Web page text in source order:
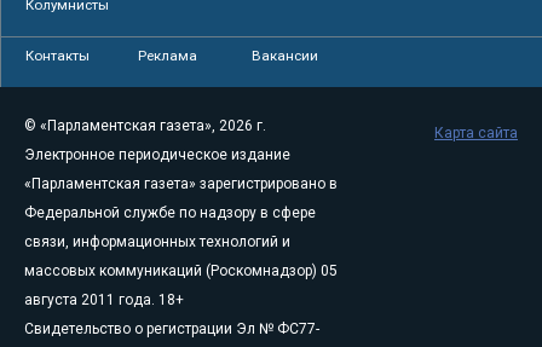
Колумнисты
Контакты Реклама Вакансии
© «Парламентская газета», 2026 г.
Электронное периодическое издание
«Парламентская газета» зарегистрировано в
Федеральной службе по надзору в сфере
связи, информационных технологий и
массовых коммуникаций (Роскомнадзор) 05
августа 2011 года. 18+
Свидетельство о регистрации Эл № ФС77-
Карта сайта